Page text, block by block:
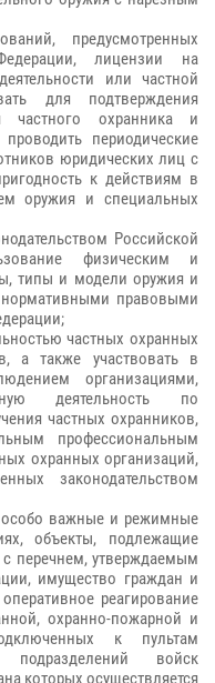
предусмотренных
лицензии на
или частной
для подтверждения
частного охранника и
периодические
юридических лиц с
к действиям в
оружия и специальных
Российской
физическим и
типы и модели оружия и
правовыми
частных охранных
а также участвовать в
организациями,
деятельность по
частных охранников,
профессиональным
охранных организаций,
законодательством
особо важные и режимные
объекты, подлежащие
с перечнем, утверждаемым
имущество граждан и
реагирование
охранно-пожарной и
к пультам
подразделений войск
которых осуществляется